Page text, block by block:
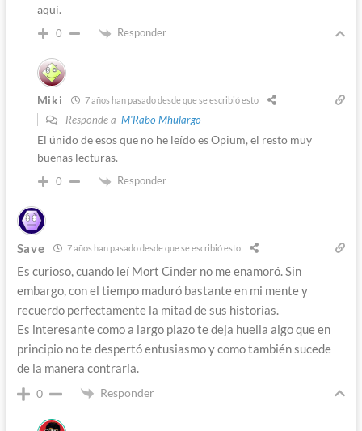
aquí.
0 Responder
Miki 7 años han pasado desde que se escribió esto
Responde a M'Rabo Mhulargo
El únido de esos que no he leído es Opium, el resto muy
buenas lecturas.
0 Responder
Save 7 años han pasado desde que se escribió esto
Es curioso, cuando leí Mort Cinder no me enamoró. Sin
embargo, con el tiempo maduró bastante en mi mente y
recuerdo perfectamente la mitad de sus historias.
Es interesante como a largo plazo te deja huella algo que en
principio no te despertó entusiasmo y como también sucede
de la manera contraria.
0 Responder